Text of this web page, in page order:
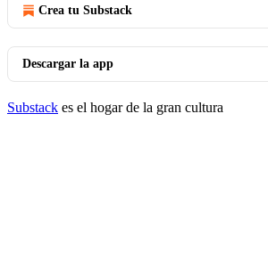
Crea tu Substack
Descargar la app
Substack es el hogar de la gran cultura